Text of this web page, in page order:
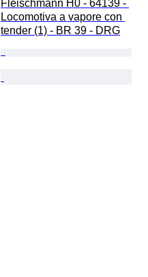
Fleischmann H0 - 64139 -
Locomotiva a vapore con
tender (1) - BR 39 - DRG